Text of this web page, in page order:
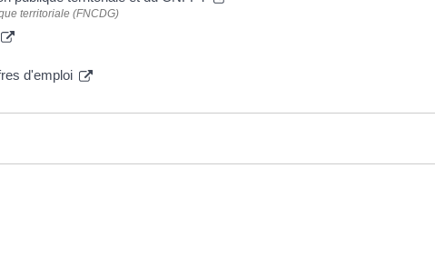
territoriale (FNCDG)
d'emploi